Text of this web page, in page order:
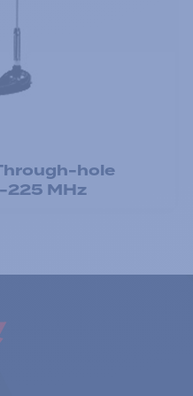
hole
225 MHz